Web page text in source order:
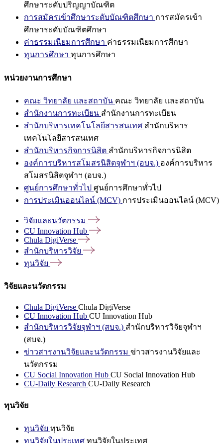
ศึกษาระดับปริญญาบัณฑิต
การสมัครเข้าศึกษาระดับบัณฑิตศึกษา การสมัครเข้า
ศึกษาระดับบัณฑิตศึกษา
ค่าธรรมเนียมการศึกษา ค่าธรรมเนียมการศึกษา
ทุนการศึกษา ทุนการศึกษา
หน่วยงานการศึกษา
คณะ วิทยาลัย และสถาบัน คณะ วิทยาลัย และสถาบัน
สำนักงานการทะเบียน สำนักงานการทะเบียน
สำนักบริหารเทคโนโลยีสารสนเทศ สำนักบริหาร
เทคโนโลยีสารสนเทศ
สำนักบริหารกิจการนิสิต สำนักบริหารกิจการนิสิต
องค์การบริหารสโมสรนิสิตจุฬาฯ (อบจ.) องค์การบริหาร
สโมสรนิสิตจุฬาฯ (อบจ.)
ศูนย์การศึกษาทั่วไป ศูนย์การศึกษาทั่วไป
การประเมินออนไลน์ (MCV) การประเมินออนไลน์ (MCV)
วิจัยและนวัตกรรม
CU Innovation Hub
Chula DigiVerse
สำนักบริหารวิจัย
ทุนวิจัย
วิจัยและนวัตกรรม
Chula DigiVerse Chula DigiVerse
CU Innovation Hub CU Innovation Hub
สำนักบริหารวิจัยจุฬาฯ (สบจ.) สำนักบริหารวิจัยจุฬาฯ
(สบจ.)
ข่าวสารงานวิจัยและนวัตกรรม ข่าวสารงานวิจัยและ
นวัตกรรม
CU Social Innovation Hub CU Social Innovation Hub
CU-Daily Research CU-Daily Research
ทุนวิจัย
ทุนวิจัย ทุนวิจัย
ทุนวิจัยในประเทศ ทุนวิจัยในประเทศ